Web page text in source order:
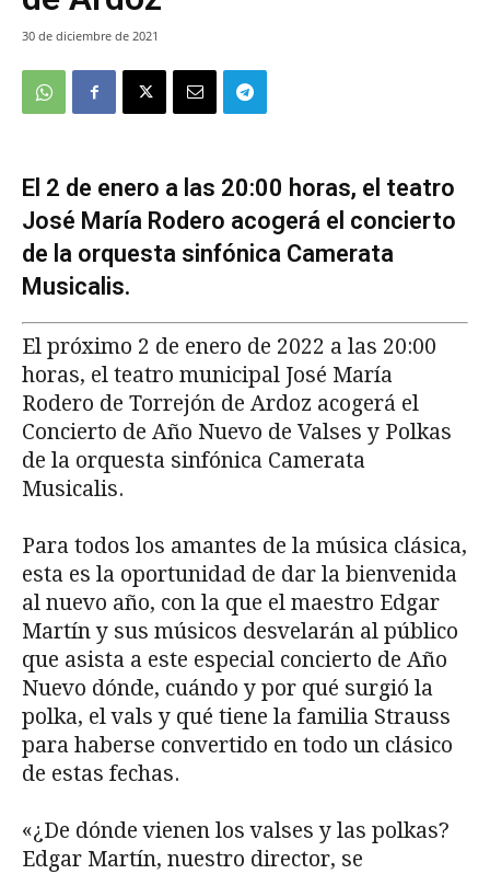
30 de diciembre de 2021
El 2 de enero a las 20:00 horas, el teatro
José María Rodero acogerá el concierto
de la orquesta sinfónica Camerata
Musicalis.
El próximo 2 de enero de 2022 a las 20:00
horas, el teatro municipal José María
Rodero de Torrejón de Ardoz acogerá el
Concierto de Año Nuevo de Valses y Polkas
de la orquesta sinfónica Camerata
Musicalis.
Para todos los amantes de la música clásica,
esta es la oportunidad de dar la bienvenida
al nuevo año, con la que el maestro Edgar
Martín y sus músicos desvelarán al público
que asista a este especial concierto de Año
Nuevo dónde, cuándo y por qué surgió la
polka, el vals y qué tiene la familia Strauss
para haberse convertido en todo un clásico
de estas fechas.
«¿De dónde vienen los valses y las polkas?
Edgar Martín, nuestro director, se